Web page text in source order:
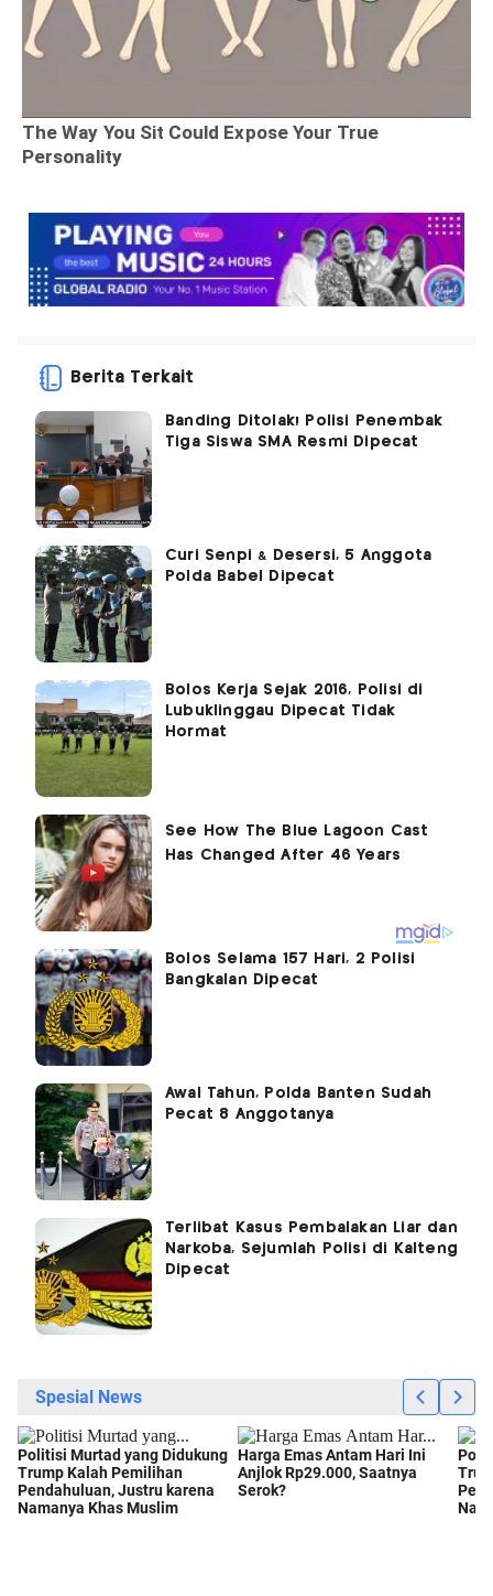
Berita Terkait
Banding Ditolak! Polisi Penembak
Tiga Siswa SMA Resmi Dipecat
Curi Senpi & Desersi, 5 Anggota
Polda Babel Dipecat
Bolos Kerja Sejak 2016, Polisi di
Lubuklinggau Dipecat Tidak
Hormat
Bolos Selama 157 Hari, 2 Polisi
Bangkalan Dipecat
Awal Tahun, Polda Banten Sudah
Pecat 8 Anggotanya
Terlibat Kasus Pembalakan Liar dan
Narkoba, Sejumlah Polisi di Kalteng
Dipecat